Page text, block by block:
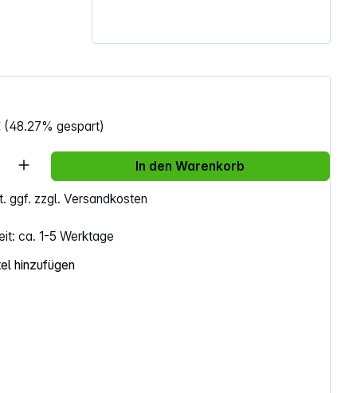
(48.27% gespart)
ggf. zzgl. Versandkosten
ca. 1-5 Werktage
Gib den gewünschten Wert ein
In den Warenkorb
hinzufügen